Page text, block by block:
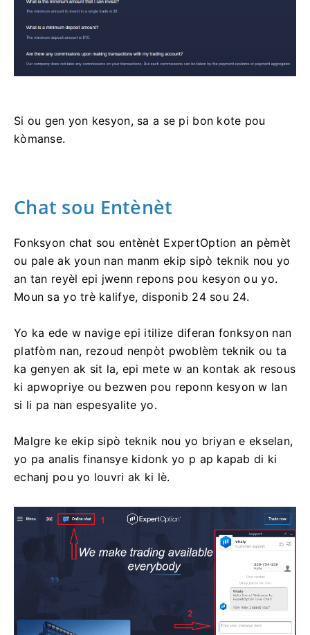
Si ou gen yon kesyon, sa a se pi bon kote pou
kòmanse.
Chat sou Entènèt
Fonksyon chat sou entènèt ExpertOption an pèmèt
ou pale ak youn nan manm ekip sipò teknik nou yo
an tan reyèl epi jwenn repons pou kesyon ou yo.
Moun sa yo trè kalifye, disponib 24 sou 24.
Yo ka ede w navige epi itilize diferan fonksyon nan
platfòm nan, rezoud nenpòt pwoblèm teknik ou ta
ka genyen ak sit la, epi mete w an kontak ak resous
ki apwopriye ou bezwen pou reponn kesyon w lan
si li pa nan espesyalite yo.
Malgre ke ekip sipò teknik nou yo briyan e ekselan,
yo pa analis finansye kidonk yo p ap kapab di ki
echanj pou yo louvri ak ki lè.